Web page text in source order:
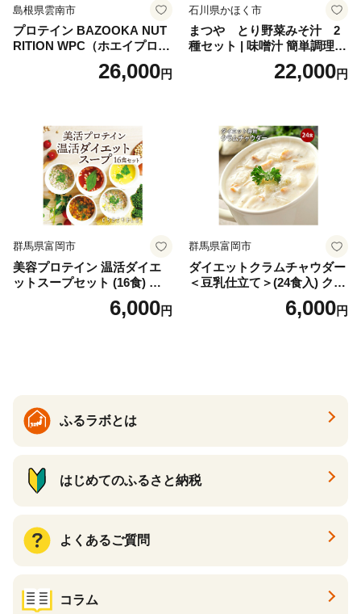
島根県雲南市
プロテイン BAZOOKA NUT
RITION WPC（ホエイプロテ
イン）＜プレーン＞ 900g｜
バズーカ岡田監修・植物由来
ロン [AIEN005]
26,000円
石川県かほく市
まつや とり野菜みそ汁 2
種セット | 味噌汁 簡単調理
お味噌 おみそ みそ とり野菜
時短料理 時短ごはん ご当地
22,000円
群馬県富岡市
美容プロテイン 温活ダイエ
ットスープセット (16食) 小
分け スープ 食べ比べ セット
詰合せ クラムチャウダー チ
6,000円
群馬県富岡市
ダイエットクラムチャウダー
＜豆乳仕立て＞(24食入) クラ
ムチャウダー 豆乳 ダイエッ
ト スープ プロテイン たんぱ
6,000円
ふるラボとは
はじめてのふるさと納税
よくあるご質問
コラム